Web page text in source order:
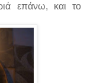
επάνω, και το